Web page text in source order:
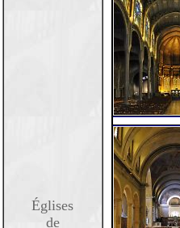
Églises
de